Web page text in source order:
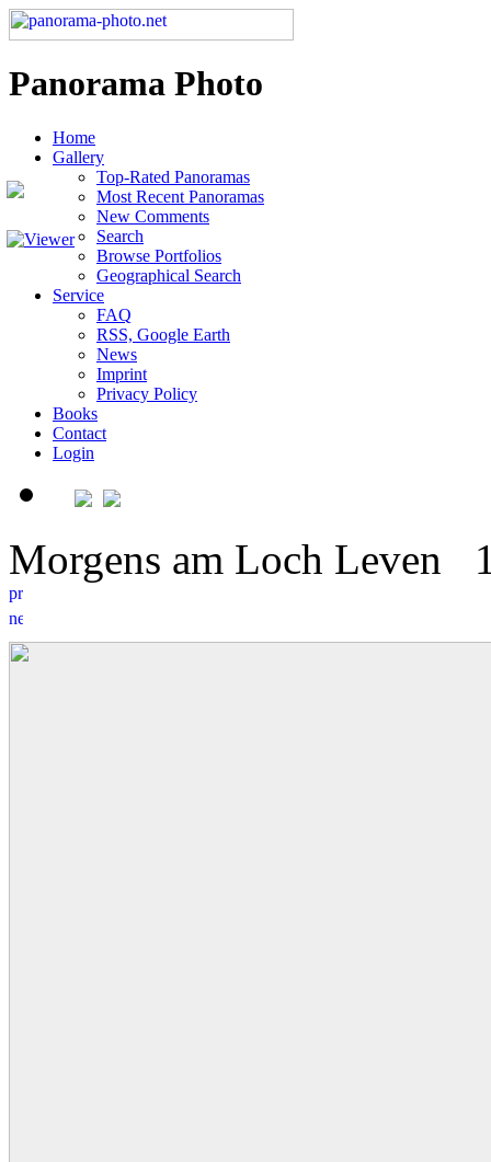
Panorama Photo
Home
Gallery
Top-Rated Panoramas
Most Recent Panoramas
New Comments
Search
Browse Portfolios
Geographical Search
Service
FAQ
RSS, Google Earth
News
Imprint
Privacy Policy
Books
Contact
Login
Morgens am Loch Leven